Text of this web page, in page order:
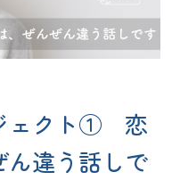
ェクト① 恋
ん違う話しで